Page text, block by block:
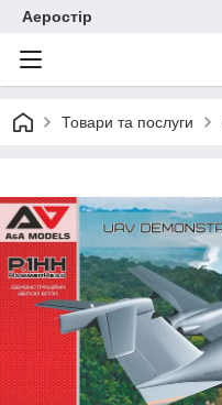
Аеростір
Товари та послуги